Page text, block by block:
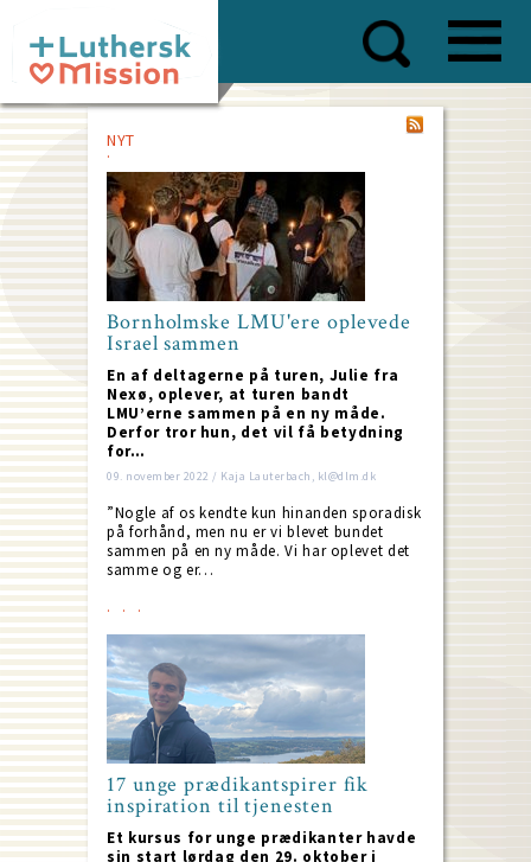
main
content
NYT
Bornholmske LMU'ere oplevede
Israel sammen
En af deltagerne på turen, Julie fra
Nexø, oplever, at turen bandt
LMU’erne sammen på en ny måde.
Derfor tror hun, det vil få betydning
for…
09. november 2022 / Kaja Lauterbach, kl@dlm.dk
”Nogle af os kendte kun hinanden sporadisk
på forhånd, men nu er vi blevet bundet
sammen på en ny måde. Vi har oplevet det
samme og er…
17 unge prædikantspirer fik
inspiration til tjenesten
Et kursus for unge prædikanter havde
sin start lørdag den 29. oktober i